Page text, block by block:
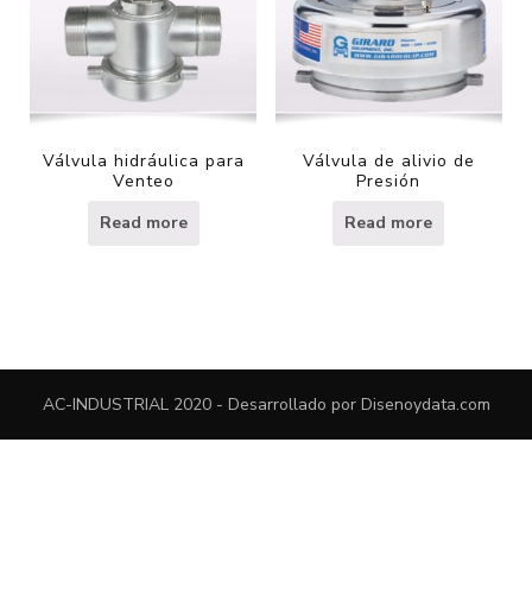
Válvula hidráulica para
Venteo
Read more
Válvula de alivio de
Presión
Read more
AC-INDUSTRIAL 2020 - Desarrollado por Disenoydata.com